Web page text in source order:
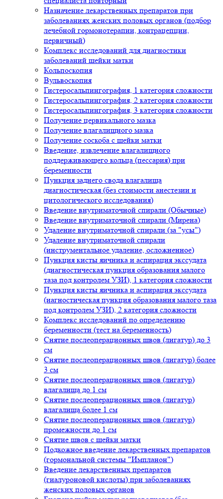
Назначение лекарственных препаратов при
заболеваниях женских половых органов (подбор
лечебной гормонотерапии, контрацепции,
первичный)
Комплекс исследований для диагностики
заболеваний шейки матки
Кольпоскопия
Вульвоскопия
Гистеросальпингография, 1 категория сложности
Гистеросальпингография, 2 категория сложности
Гистеросальпингография, 3 категория сложности
Получение цервикального мазка
Получение влагалищного мазка
Получение соскоба с шейки матки
Введение, извлечение влагалищного
поддерживающего кольца (пессария) при
беременности
Пункция заднего свода влагалища
диагностическая (без стоимости анестезии и
цитологического исследования)
Введение внутриматочной спирали (Обычные)
Введение внутриматочной спирали (Мирена)
Удаление внутриматочной спирали (за "усы")
Удаление внутриматочной спирали
(инструментальное удаление, осложненное)
Пункция кисты яичника и аспирация экссудата
(диагностическая пункция образования малого
таза под контролем УЗИ), 1 категория сложности
Пункция кисты яичника и аспирация экссудата
(иагностическая пункция образования малого таза
под контролем УЗИ), 2 категория сложности
Комплекс исследований по определению
беременности (тест на беременность)
Снятие послеоперационных швов (лигатур) до 3
см
Снятие послеоперационных швов (лигатур) более
3 см
Снятие послеоперационных швов (лигатур)
влагалища до 1 см
Снятие послеоперационных швов (лигатур)
влагалища более 1 см
Снятие послеоперационных швов (лигатур)
промежности до 1 см
Снятие швов с шейки матки
Подкожное введение лекарственных препаратов
(гормональной системы "Импланон")
Введение лекарственных препаратов
(гиалуроновой кислоты) при заболеваниях
женских половых органов